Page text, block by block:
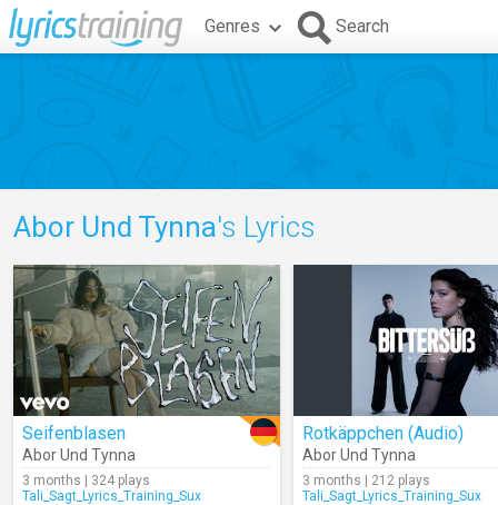
Genres Search
Abor Und Tynna's Lyrics
Seifenblasen
Abor Und Tynna
3 months | 324 plays
Tali_Sagt_Lyrics_Training_Sux
Rotkäppchen (Audio)
Abor Und Tynna
3 months | 212 plays
Tali_Sagt_Lyrics_Training_Sux